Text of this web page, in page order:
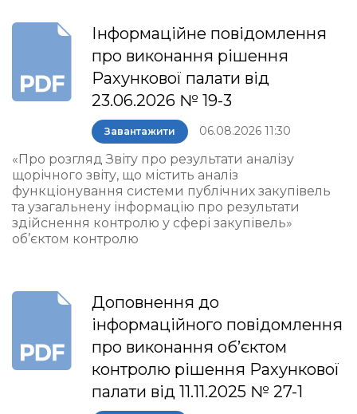
Інформаційне повідомлення
про виконання рішення
Рахункової палати від
23.06.2026 № 19-3
Завантажити 06.08.2026 11:30
«Про розгляд Звіту про результати аналізу
щорічного звіту, що містить аналіз
функціонування системи публічних закупівель
та узагальнену інформацію про результати
здійснення контролю у сфері закупівель»
об’єктом контролю
Доповнення до
інформаційного повідомлення
про виконання об’єктом
контролю рішення Рахункової
палати від 11.11.2025 № 27-1